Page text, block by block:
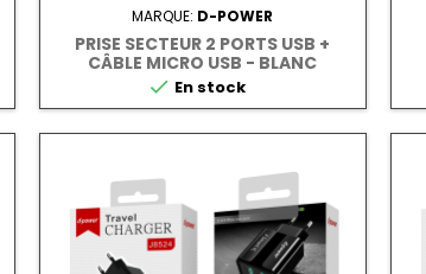
MARQUE: D-POWER
PRISE SECTEUR 2 PORTS USB +
CÂBLE MICRO USB - BLANC
 En stock